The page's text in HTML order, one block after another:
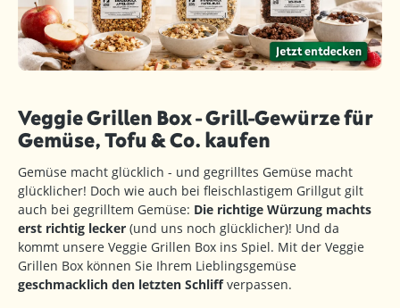
Veggie Grillen Box - Grill-Gewürze für
Gemüse, Tofu & Co. kaufen
Gemüse macht glücklich - und gegrilltes Gemüse macht
glücklicher! Doch wie auch bei fleischlastigem Grillgut gilt
auch bei gegrilltem Gemüse: Die richtige Würzung machts
erst richtig lecker (und uns noch glücklicher)! Und da
kommt unsere Veggie Grillen Box ins Spiel. Mit der Veggie
Grillen Box können Sie Ihrem Lieblingsgemüse
geschmacklich den letzten Schliffverpassen.